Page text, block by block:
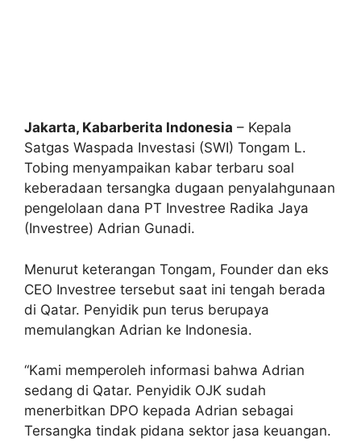
Jakarta, Kabarberita Indonesia – Kepala
Satgas Waspada Investasi (SWI) Tongam L.
Tobing menyampaikan kabar terbaru soal
keberadaan tersangka dugaan penyalahgunaan
pengelolaan dana PT Investree Radika Jaya
(Investree) Adrian Gunadi.
Menurut keterangan Tongam, Founder dan eks
CEO Investree tersebut saat ini tengah berada
di Qatar. Penyidik pun terus berupaya
memulangkan Adrian ke Indonesia.
“Kami memperoleh informasi bahwa Adrian
sedang di Qatar. Penyidik OJK sudah
menerbitkan DPO kepada Adrian sebagai
Tersangka tindak pidana sektor jasa keuangan.